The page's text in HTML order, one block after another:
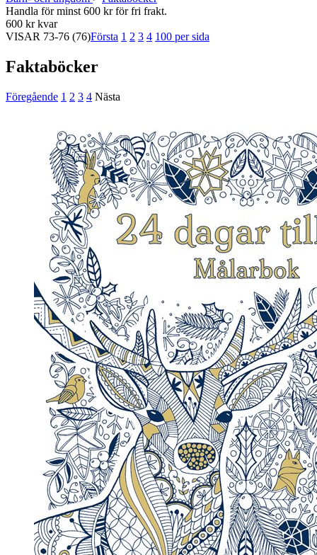
Handla för minst 600 kr för fri frakt.
600 kr kvar
VISAR 73-76 (76)Första 1 2 3 4 100 per sida
Faktaböcker
Föregående 1 2 3 4 Nästa